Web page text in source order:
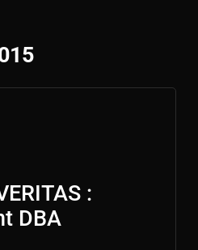
:
DBA